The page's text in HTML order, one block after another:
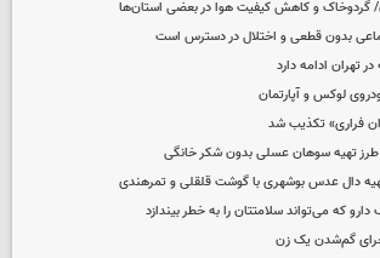
گردوخاک و کاهش کیفیت هوا در بعضی استان‌ها
بدون قطعی و اختلال در دسترس است
تهران ادامه دارد
فراری» تکذیب شد
تهیه سوهان عسلی بدون شکر خانگی
دال عدس بوشهری با گوشت قلقلی و تمرهندی
گم‌شدن یک زن